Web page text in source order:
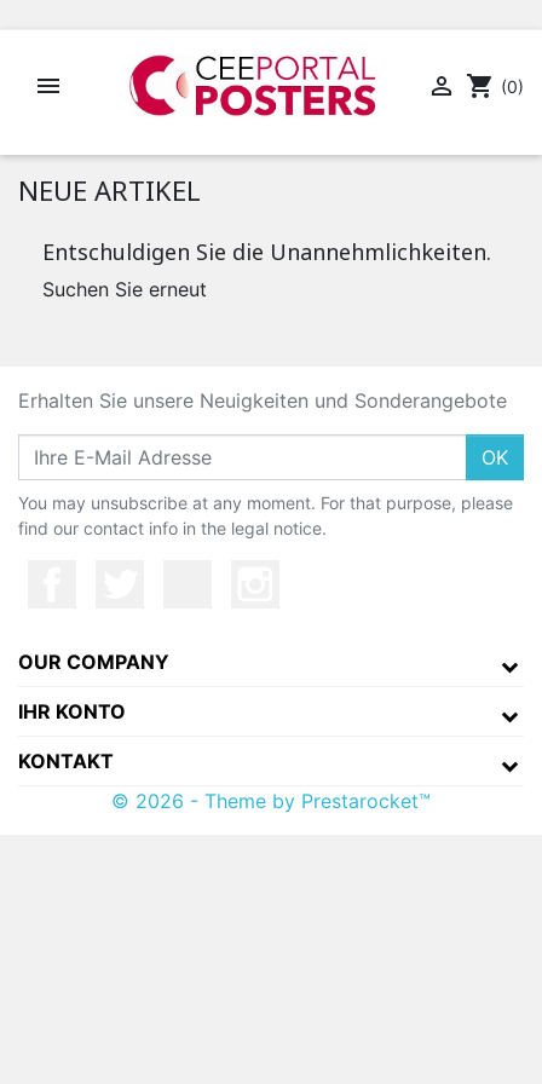
  shopping_cart (0)
NEUE ARTIKEL
Entschuldigen Sie die Unannehmlichkeiten.
Suchen Sie erneut
Erhalten Sie unsere Neuigkeiten und Sonderangebote
OK
You may unsubscribe at any moment. For that purpose, please
find our contact info in the legal notice.
OUR COMPANY
IHR KONTO
KONTAKT
© 2026 - Theme by Prestarocket™